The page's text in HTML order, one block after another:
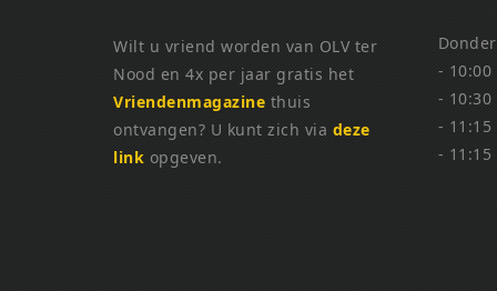
Wilt u vriend worden van OLV ter
Nood en 4x per jaar gratis het
Vriendenmagazine thuis
ontvangen? U kunt zich via deze
link opgeven.
- 10:00
-
-
-